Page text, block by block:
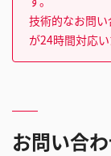
技術的なお問
が24時間対応
お問い合